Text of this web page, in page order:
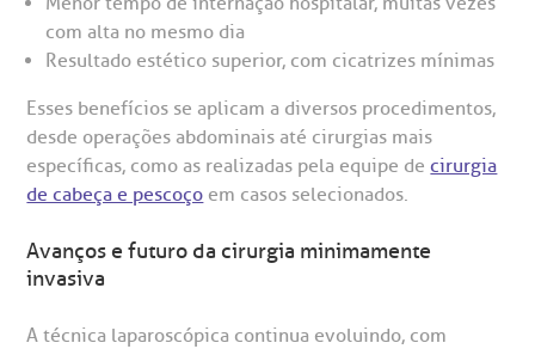
com alta no mesmo dia
Resultado estético superior, com cicatrizes mínimas
Esses benefícios se aplicam a diversos procedimentos,
desde operações abdominais até cirurgias mais
específicas, como as realizadas pela equipe decirurgia
de cabeça e pescoço em casos selecionados.
Avanços e futuro da cirurgia minimamente
invasiva
A técnica laparoscópica continua evoluindo, com